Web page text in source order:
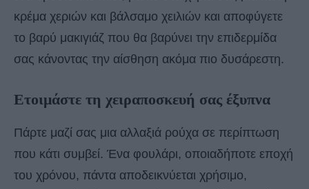
κρέμα χεριών και βάλσαμο χειλιών και αποφύγετε
το βαρύ μακιγιάζ που θα βαρύνει την επιδερμίδα
σας κάνοντας την αίσθηση ακόμα πιο δυσάρεστη.
Ετοιμάστε τη χειραποσκευή σας έξυπνα
Πάρτε μαζί σας μια αλλαξιά ρούχα σε περίπτωση
που κάτι συμβεί. Ένα φουλάρι, οποιαδήποτε εποχή
του χρόνου, πάντα αποδεικνύεται χρήσιμο,